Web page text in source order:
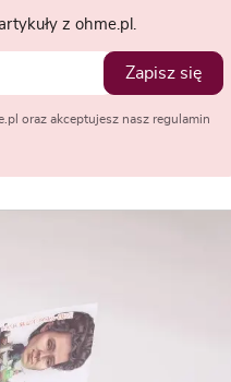
z ohme.pl.
Zapisz się
oraz akceptujesz nasz regulamin